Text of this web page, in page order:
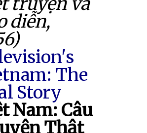
diễn,
The
Story
Nam: Câu
Thật